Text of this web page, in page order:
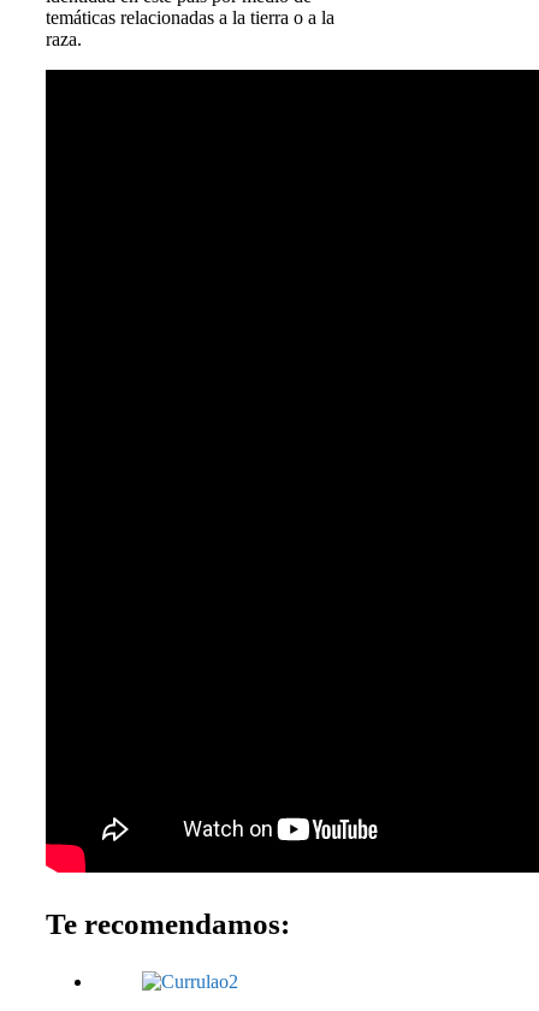
temáticas relacionadas a la tierra o a la
raza.
Te recomendamos: